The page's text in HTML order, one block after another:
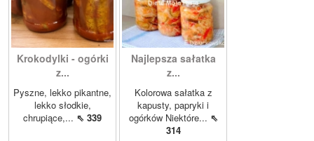
Krokodylki - ogórki
z...
Pyszne, lekko pikantne,
lekko słodkie,
chrupiące,... ⇖ 339
Najlepsza sałatka
z...
Kolorowa sałatka z
kapusty, papryki i
ogórków Niektóre... ⇖
314